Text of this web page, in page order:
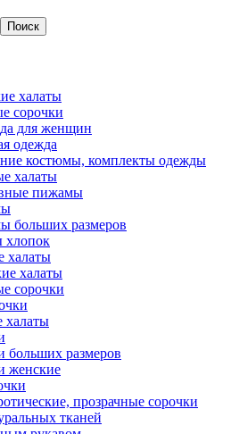
халаты
сорочки
для женщин
одежда
костюмы, комплекты одежды
халаты
пижамы
больших размеров
хлопок
халаты
халаты
сорочки
халаты
больших размеров
женские
прозрачные сорочки
тканей